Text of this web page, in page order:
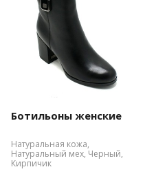
Ботильоны женские
Натуральная кожа,
Натуральный мех, Черный,
Кирпичик